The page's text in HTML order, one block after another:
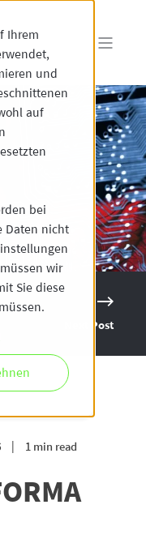
Ihrem
und
auf
bei
Daten nicht
wir
Sie diese
Next Post
1 min read